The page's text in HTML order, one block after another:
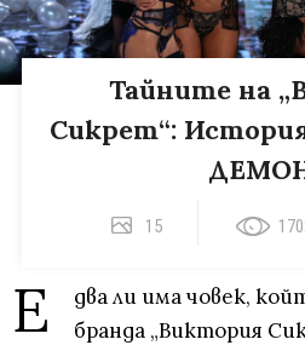
Тайните на
Сикрет“:
15
Е
два ли има човек,
бранда „Виктория